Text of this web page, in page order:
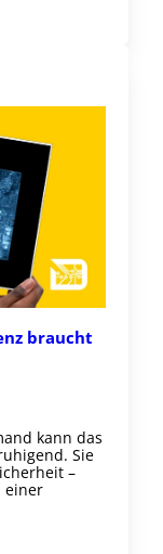
braucht
kann das
Sie
–
einer